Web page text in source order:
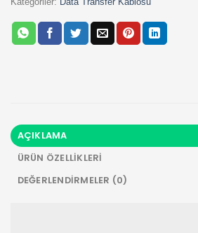
AÇIKLAMA
ÜRÜN ÖZELLIKLERI
DEĞERLENDIRMELER (0)